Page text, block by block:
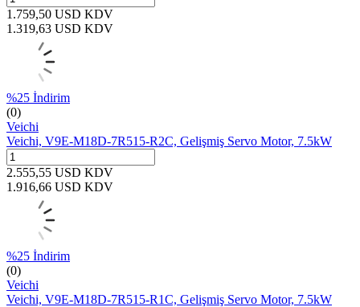
1.759,50 USD KDV
1.319,63 USD KDV
%25 İndirim
(0)
Veichi
Veichi, V9E-M18D-7R515-R2C, Gelişmiş Servo Motor, 7.5kW
2.555,55 USD KDV
1.916,66 USD KDV
%25 İndirim
(0)
Veichi
Veichi, V9E-M18D-7R515-R1C, Gelişmiş Servo Motor, 7.5kW